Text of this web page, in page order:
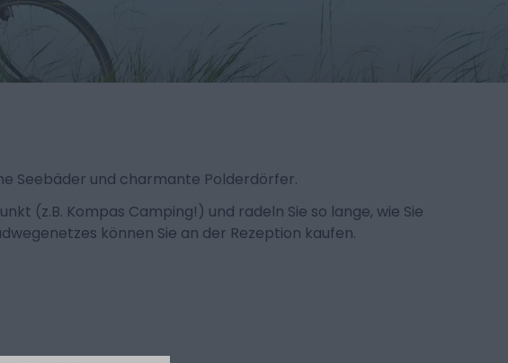
Seebäder und charmante Polderdörfer.
(z.B. Kompas Camping!) und radeln Sie so lange, wie Sie
können Sie an der Rezeption kaufen.